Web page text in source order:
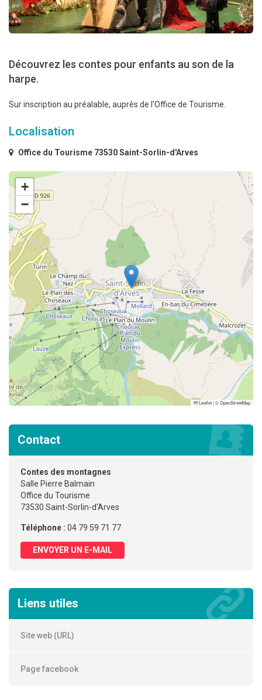
Découvrez les contes pour enfants au son de la
harpe.
Sur inscription au préalable, auprès de l’Office de Tourisme.
Localisation
Office du Tourisme 73530 Saint-Sorlin-d'Arves
+
−
Leaflet|©OpenStreetMap
Contact
Contes des montagnes
Salle Pierre Balmain
Office du Tourisme
73530 Saint-Sorlin-d'Arves
Téléphone : 04 79 59 71 77
ENVOYER UN E-MAIL
Liens utiles
Site web (URL)
Page facebook